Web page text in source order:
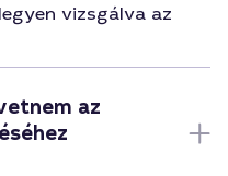
vizsgálva az
az